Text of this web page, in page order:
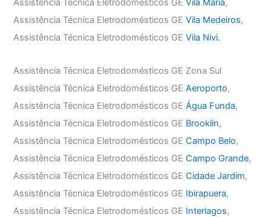
Assistência Técnica Eletrodomésticos GEVila Maria,
Assistência Técnica Eletrodomésticos GEVila Medeiros,
Assistência Técnica Eletrodomésticos GEVila Nivi.
Assistência Técnica Eletrodomésticos GE Zona Sul
Assistência Técnica Eletrodomésticos GEAeroporto,
Assistência Técnica Eletrodomésticos GEÁgua Funda,
Assistência Técnica Eletrodomésticos GE Brooklin,
Assistência Técnica Eletrodomésticos GECampo Belo,
Assistência Técnica Eletrodomésticos GECampo Grande,
Assistência Técnica Eletrodomésticos GECidade Jardim,
Assistência Técnica Eletrodomésticos GE Ibirapuera,
Assistência Técnica Eletrodomésticos GE Interlagos,